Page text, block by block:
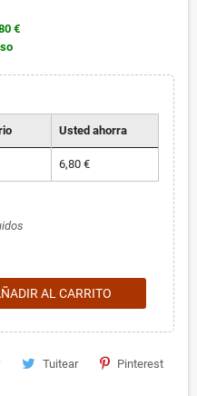
€
Usted ahorra
6,80 €
AL CARRITO
Tuitear Pinterest